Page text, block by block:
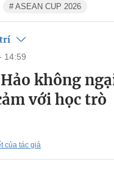
# ASEAN CUP 2026
trí
14:59
không
với học trò
của tác giả